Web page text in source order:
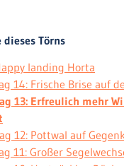
Törns
landing Horta
14: Frische Brise auf
13: Erfreulich mehr
12: Pottwal auf
11: Großer